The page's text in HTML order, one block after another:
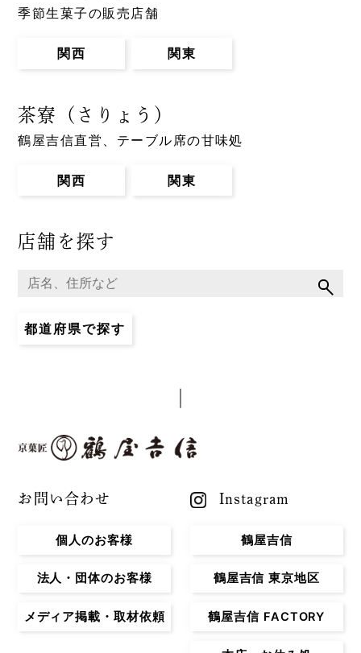
季節生菓子の販売店舗
関西 関東
茶寮（さりょう）
鶴屋吉信直営、テーブル席の甘味処
関西 関東
店舗を探す
都道府県で探す
お問い合わせ
個人のお客様
法人・団体のお客様
メディア掲載・取材依頼
Instagram
鶴屋吉信
鶴屋吉信 東京地区
鶴屋吉信 FACTORY